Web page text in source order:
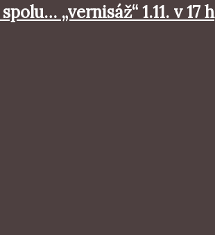
„vernisáž“ 1.11. v 17 h